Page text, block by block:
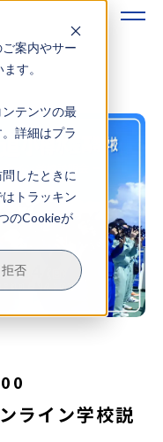
案内やサー
す。
テンツの最
詳細はプラ
したときに
トラッキン
のCookieが
拒否
ライン学校説